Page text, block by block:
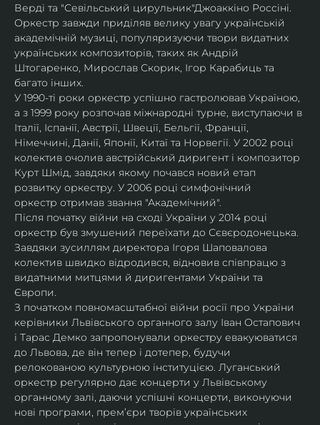
Верді та "Севільський цирульник"Джоаккіно Россіні.
Оркестр завжди приділяв велику увагу українській
академічній музиці, популяризуючи твори видатних
українських композиторів, таких як Андрій
Штогаренко, Мирослав Скорик, Ігор Карабиць та
багато інших.
У 1990-ті роки оркестр успішно гастролював Україною,
а з 1999 року розпочав міжнародні турне, виступаючи в
Італії, Іспанії, Австрії, Швеції, Бельгії, Франції,
Німеччині, Данії, Японії, Китаї та Норвегії. У 2002 році
колектив очолив австрійський диригент і композитор
Курт Шмід, завдяки якому почався новий етап
розвитку оркестру. У 2006 році симфонічний
оркестр отримав звання "Академічний".
Після початку війни на сході України у 2014 році
оркестр був змушений переїхати до Сєвєродонецька.
Завдяки зусиллям директора Ігоря Шаповалова
колектив швидко відродився, відновив співпрацю з
видатними митцями й диригентами України та
Європи.
З початком повномасштабної війни росії про України
керівники Львівського органного залу Іван Остапович
і Тарас Демко запропонували оркестру евакуюватися
до Львова, де він тепер і дотепер, будучи
релокованою культурною інституцією. Луганський
оркестр регулярно дає концерти у Львівському
органному залі, даючи успішні концерти, виконуючи
нові програми, прем’єри творів українських